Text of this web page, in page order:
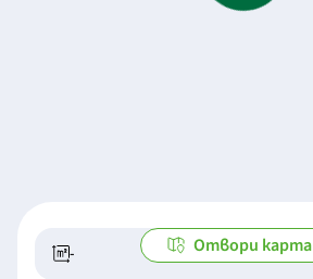
- -/-
Отвори карта